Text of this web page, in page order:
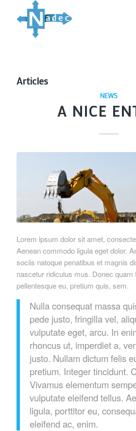
Articles
NEWS
A NICE
Lorem ipsum dolor sit amet,
Aenean commodo ligula eget dolor.
sociis natoque penatibus et magnis
nascetur ridiculus mus. Donec quam
pellentesque eu, pretium quis, sem.
Nulla consequat massa
pede justo, fringilla vel,
vulputate eget, arcu. In
rhoncus ut, imperdiet a,
justo. Nullam dictum felis
pretium. Integer tincidunt.
Vivamus elementum
vulputate eleifend tellus.
ligula, porttitor eu,
eleifend ac, enim.